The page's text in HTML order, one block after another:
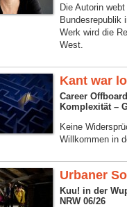
Die Autorin
Bundesrepublik
Werk wird die
West.
Kant war
Career
Komplexität –
Keine
Willkommen in
Urbaner
Kuu! in der
NRW 06/26